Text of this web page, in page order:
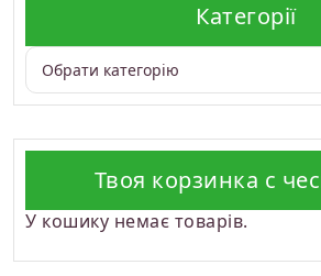
Категорії
Категорії
Твоя корзинка с
У кошику немає товарів.